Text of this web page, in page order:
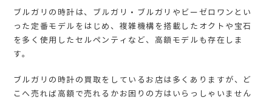
ブルガリの時計は、ブルガリ・ブルガリやビーゼロワンとい
った定番モデルをはじめ、複雑機構を搭載したオクトや宝石
を多く使用したセルペンティなど、高額モデルも存在しま
す。
ブルガリの時計の買取をしているお店は多くありますが、ど
こへ売れば高額で売れるかお困りの方はいらっしゃいません